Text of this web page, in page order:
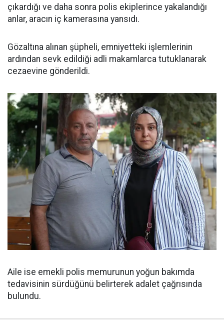
çıkardığı ve daha sonra polis ekiplerince yakalandığı
anlar, aracın iç kamerasına yansıdı.
Gözaltına alınan şüpheli, emniyetteki işlemlerinin
ardından sevk edildiği adli makamlarca tutuklanarak
cezaevine gönderildi.
Aile ise emekli polis memurunun yoğun bakımda
tedavisinin sürdüğünü belirterek adalet çağrısında
bulundu.